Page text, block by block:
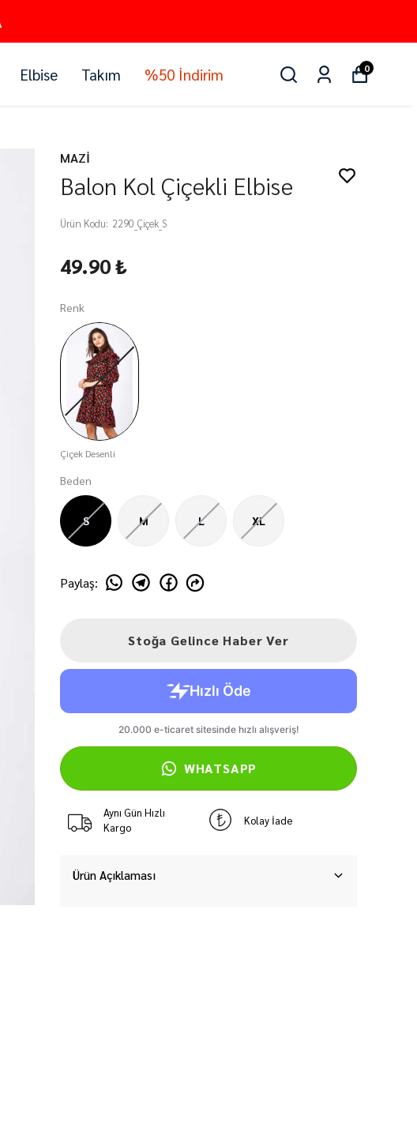
Elbise Takım %50 İndirim 0
MAZİ
Balon Kol Çiçekli Elbise
Ürün Kodu: 2290_Çiçek_S
49.90 ₺
Renk
Çiçek Desenli
Beden
S M L XL
Paylaş:
Stoğa Gelince Haber Ver
WHATSAPP
Aynı Gün Hızlı
Kargo
Kolay İade
Ürün Açıklaması